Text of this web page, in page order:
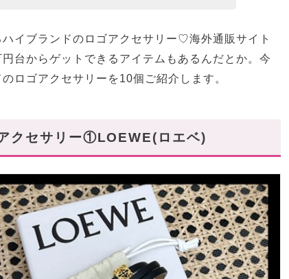
イブランドのロゴアクセサリー♡海外通販サイト
台からゲットできるアイテムもあるんだとか。今
ロゴアクセサリーを10個ご紹介します。
クセサリー①LOEWE(ロエベ)